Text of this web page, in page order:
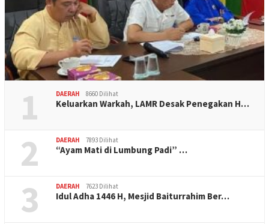
1 DAERAH 8660 Dilihat
Keluarkan Warkah, LAMR Desak Penegakan H…
2 DAERAH 7893 Dilihat
“Ayam Mati di Lumbung Padi” …
3 DAERAH 7623 Dilihat
Idul Adha 1446 H, Mesjid Baiturrahim Ber…